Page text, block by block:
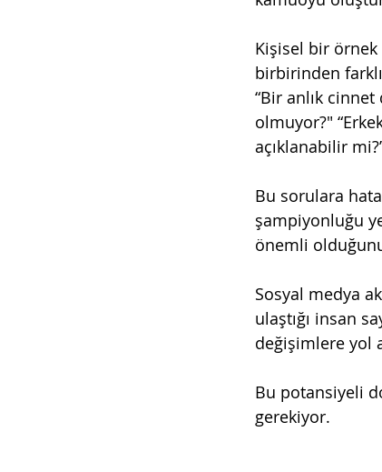
Kişisel bir
birbirinden
“Bir anlık
olmuyor?"
açıklanabilir
Bu sorulara
şampiyonluğu
önemli
Sosyal medya
ulaştığı insan
değişimlere yol
Bu potansiyeli
gerekiyor.